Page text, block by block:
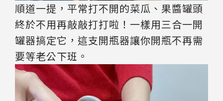
順道一提，平常打不開的菜瓜、果醬罐頭
終於不用再敲敲打打啦！一樣用三合一開
罐器搞定它，這支開瓶器讓你開瓶不再需
要等老公下班。